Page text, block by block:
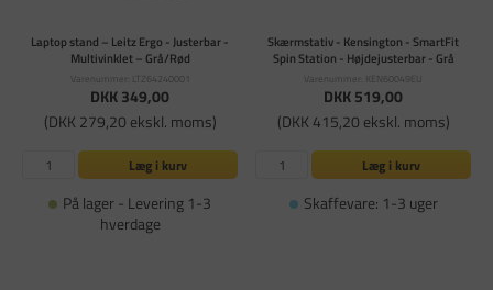
Laptop stand – Leitz Ergo - Justerbar -
Multivinklet – Grå/Rød
Varenummer: LTZ64240001
DKK 349,00
(DKK 279,20 ekskl. moms)
Læg i kurv
På lager - Levering 1-3
hverdage
Skærmstativ - Kensington - SmartFit
Spin Station - Højdejusterbar - Grå
Varenummer: KEN60049EU
DKK 519,00
(DKK 415,20 ekskl. moms)
Læg i kurv
Skaffevare: 1-3 uger